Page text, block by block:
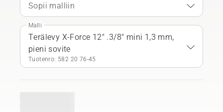
Sopii malliin
Malli
Terälevy X-Force 12" .3/8" mini 1,3 mm,
pieni sovite
Tuotenro: 582 20 76‑45